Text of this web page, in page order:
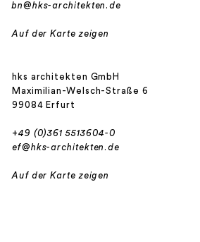
bn@hks-architekten.de
Auf der Karte zeigen
hks architekten GmbH
Maximilian-Welsch-Straße 6
99084 Erfurt
+49 (0)361 5513604-0
ef@hks-architekten.de
Auf der Karte zeigen